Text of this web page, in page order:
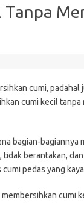
Tanpa
cumi, padahal
cumi kecil tanpa
bagian-bagiannya
berantakan,
pedas yang
cumi